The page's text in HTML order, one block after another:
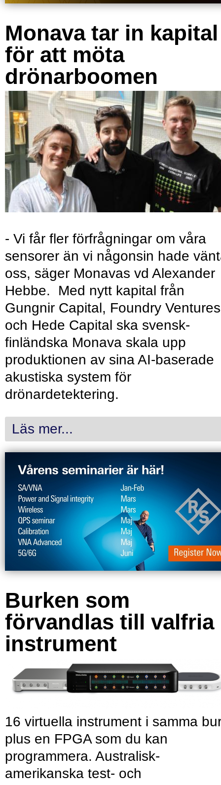
Monava tar in kapital
för att möta
drönarboomen
- Vi får fler förfrågningar om våra
sensorer än vi någonsin hade
oss, säger Monavas vd Alexander
Hebbe. Med nytt kapital från
Gungnir Capital, Foundry Ventures
och Hede Capital ska svensk-
finländska Monava skala upp
produktionen av sina AI-baserade
akustiska system för
drönardetektering.
Läs mer...
Burken som
förvandlas till valfria
instrument
16 virtuella instrument i samma
plus en FPGA som du kan
programmera. Australisk-
amerikanska test- och